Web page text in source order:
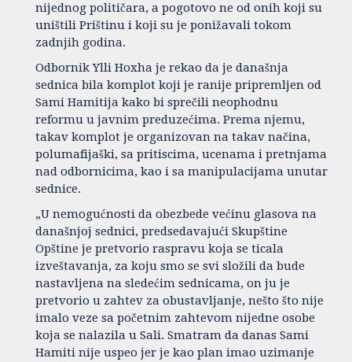
nijednog političara, a pogotovo ne od onih koji su
uništili Prištinu i koji su je ponižavali tokom
zadnjih godina.
Odbornik Ylli Hoxha je rekao da je današnja
sednica bila komplot koji je ranije pripremljen od
Sami Hamitija kako bi sprečili neophodnu
reformu u javnim preduzećima. Prema njemu,
takav komplot je organizovan na takav načina,
polumafijaški, sa pritiscima, ucenama i pretnjama
nad odbornicima, kao i sa manipulacijama unutar
sednice.
„U nemogućnosti da obezbede većinu glasova na
današnjoj sednici, predsedavajući Skupštine
Opštine je pretvorio raspravu koja se ticala
izveštavanja, za koju smo se svi složili da bude
nastavljena na sledećim sednicama, on ju je
pretvorio u zahtev za obustavljanje, nešto što nije
imalo veze sa početnim zahtevom nijedne osobe
koja se nalazila u Sali. Smatram da danas Sami
Hamiti nije uspeo jer je kao plan imao uzimanje